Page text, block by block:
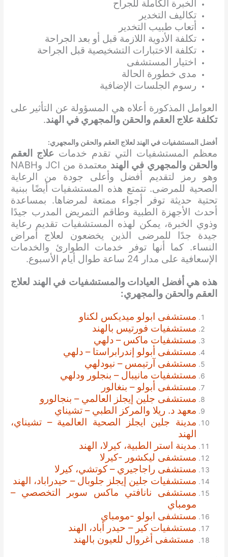
الخبرة الكاملة للجراح
تكاليف التخدير
أتعاب طبيب التخدير
تكلفة الأدوية اللازمة قبل أو بعد الجراحة
تكلفة الاختبارات التشخيصية قبل الجراحة
اختيار المستشفى
مدى خطورة الحالة
رسوم الجلسات الإضافية
العوامل المذكورة أعلاه هي المسؤولة عن التأثير على
تكلفة علاج العقم والحقن والمجهري في الهند.
أفضل المستشفيات في الهند لعلاج العقم والحقن والمجهري:
معظم المستشفيات التي تقدم خدمات علاج العقم
والحقن والمجهري في الهند
معتمدة من JCI وNABH
وهو رمز لتقديم أفضل وأعلى جودة من الرعاية
الصحية للمرضى. تتمتع هذه المستشفيات أيضًا ببنية
تحتية حديثة توفر أجواء ممتعة لمرضاها. بمساعدة
أحدث الأجهزة الطبية وطاقم التمريض المدرب جيدًا
وذوي الخبرة، يمكن لهذه المستشفيات تقديم رعاية
جيدة جدًا للمرضى الذين يخضعون لعلاج أمراض
النساء. كما أنها توفر خدمات الطوارئ والخدمات
الإسعافية على مدار 24 ساعة طوال أيام الأسبوع.
هذه هي أفضل العيادات والمستشفيات في الهند لعلاج
العقم والحقن والمجهري:
مستشفى ابولو ميديكس لكناو
مستشفيات فورتيس بالهند
مستشفيات ماكس – دلهي
مستشفى أبولو إندرابراستا – دلهي
مستشفى آرتيمس – نيودلهي
مستشفيات مانيبال – بنجلور ودلهي
مستشفى أبولو – بنغالور
مستشفى جلين إيجلز العالمي – بنجالورو
معهد د. ريلا والمركز الطبي – تشيناي
مدينة جلين ايجلز الصحية العالمية – تشيناي،
الهند
مدينة استر الطبية، كيرلا، الهند
مستشفى ليكشور -كيرلا
مستشفى راجاجيري – كوتشي، كيرلا
مستشفيات جلين إيجلز جلوبال – حيدراباد، الهند
مستشفى نانافتي ماكس سوبر التخصصي –
مومباي
مستشفى ابولو -مومباي
مستشفيات كير – حيدر أباد، الهند
مستشفى أغروال للعيون بالهند